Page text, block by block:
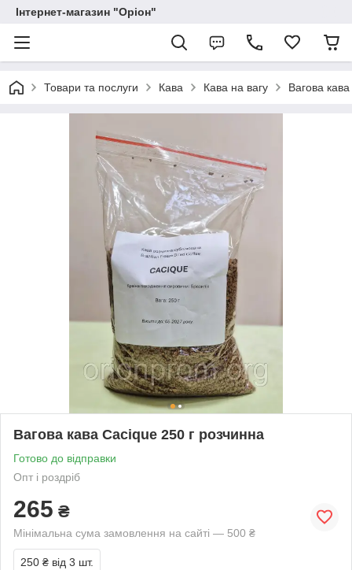
Інтернет-магазин "Оріон"
Товари та послуги Кава Кава на вагу Вагова
Вагова кава Cacique 250 г розчинна
Готово до відправки
Опт і роздріб
265 ₴
Мінімальна сума замовлення на сайті — 500 ₴
250 ₴ від 3 шт.